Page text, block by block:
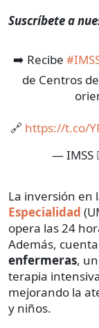
Suscríbete a
➡️ Recibe
de Centros
🔗 https://t.co/
— IMSS
La inversión en
Especialidad
opera las 24
Además,
enfermeras, un
terapia
mejorando la
y niños.